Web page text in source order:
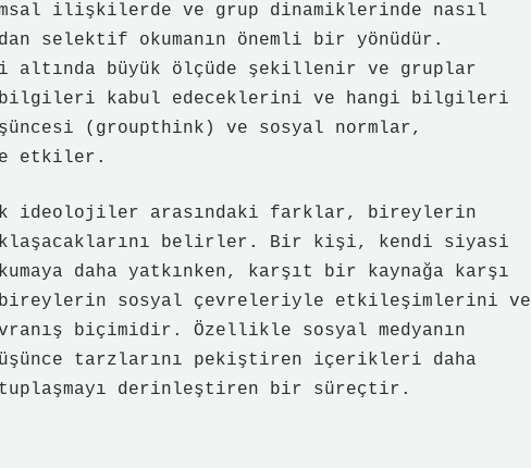
ilişkilerde ve grup dinamiklerinde nasıl
selektif okumanın önemli bir yönüdür.
büyük ölçüde şekillenir ve gruplar
bilgileri kabul edeceklerini ve hangi bilgileri
(groupthink) ve sosyal normlar,
etkiler.
ideolojiler arasındaki farklar, bireylerin
belirler. Bir kişi, kendi siyasi
daha yatkınken, karşıt bir kaynağa karşı
sosyal çevreleriyle etkileşimlerini ve
biçimidir. Özellikle sosyal medyanın
tarzlarını pekiştiren içerikleri daha
derinleştiren bir süreçtir.